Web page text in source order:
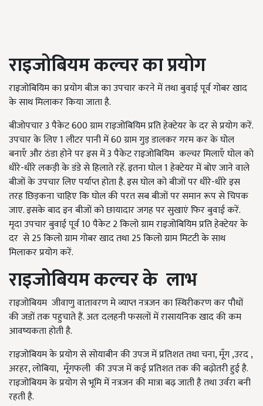
राइजोबियम कल्चर का प्रयोग
राइजोबियिम का प्रयोग बीज का उपचार करने में तथा बुवाई पूर्व गोबर खाद
के साथ मिलाकर किया जाता है.
बीजोपचार 3 पैकेट 600 ग्राम राइजोबियिम प्रति हेक्टेयर के दर से प्रयोग करें.
उपचार के लिए 1 लीटर पानी में 60 ग्राम गुड़ डालकर गरम कर के घोल
बनाएँ और ठंडा होने पर इस में 3 पैकेट राइजोबियिम कल्चर मिलाएँ घोल को
धीरे-धीरे लकड़ी के डंडे से हिलाते रहें. इतना घोल 1 हेक्टेयर में बोए जाने वाले
बीजों के उपचार लिए पर्याप्त होता है. इस घोल को बीजों पर धीरे-धीरे इस
तरह छिड़कना चाहिए कि घोल की परत सब बीजों पर समान रूप से चिपक
जाए. इसके बाद इन बीजों को छायादार जगह पर सुखाएं फिर बुवाई करें.
मृदा उपचार बुवाई पूर्व 10 पैकेट 2 किलो ग्राम राइजोबियिम प्रति हेक्टेयर के
दर से 25 किलो ग्राम गोबर खाद तथा 25 किलो ग्राम मिटटी के साथ
मिलाकर प्रयोग करें.
राइजोबियम कल्चर के लाभ
राइजोबियम जीवाणु वातावरण मे व्याप्त नत्रजन का स्थिरीकरण कर पौधों
की जडों तक पहुचाते हैं. अतः दलहनी फसलों में रासायनिक खाद की कम
आवष्यकता होती है.
राइजोबियम के प्रयोग से सोयाबीन की उपज में प्रतिशत तथा चना, मूँग ,उरद ,
अरहर, लोबिया, मूँगफली की उपज में कई प्रतिशत तक की बढ़ोतरी हुई है.
राइजोबियम के प्रयोग से भूमि में नत्रजन की मात्रा बढ़ जाती है तथा उर्वरा बनी
रहती है.